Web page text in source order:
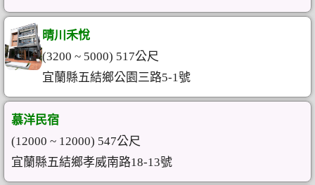
晴川禾悅
(3200 ~ 5000) 517公尺
宜蘭縣五結鄉公園三路5-1號
慕洋民宿
(12000 ~ 12000) 547公尺
宜蘭縣五結鄉孝威南路18-13號